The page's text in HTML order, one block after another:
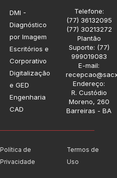
DMI -
Diagnóstico
por Imagem
Escritórios e
Corporativo
Digitalização
e GED
Engenharia
CAD
Telefone:
(77) 36132095
(77) 30213272
Plantão
Suporte: (77)
999019083
E-mail:
Endereço:
R. Custódio
Moreno, 260
Barreiras - BA
Política de
Privacidade
Termos de
Uso